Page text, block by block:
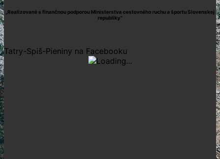
„Realizované s finančnou podporou Ministerstva cestovného ruchu a športu Slovenskej
republiky“
Tatry-Spiš-Pieniny na Facebooku